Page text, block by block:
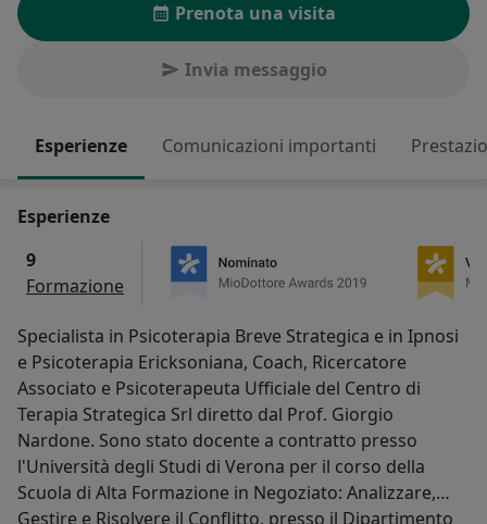
Prenota una visita
Invia messaggio
Esperienze Comunicazioni importanti
Esperienze
9
Formazione
Specialista in Psicoterapia Breve Strategica e in Ipnosi
e Psicoterapia Ericksoniana, Coach, Ricercatore
Associato e Psicoterapeuta Ufficiale del Centro di
Terapia Strategica Srl diretto dal Prof. Giorgio
Nardone. Sono stato docente a contratto presso
l'Università degli Studi di Verona per il corso della
Scuola di Alta Formazione in Negoziato: Analizzare,
Gestire e Risolvere il Conflitto, presso il Dipartimento